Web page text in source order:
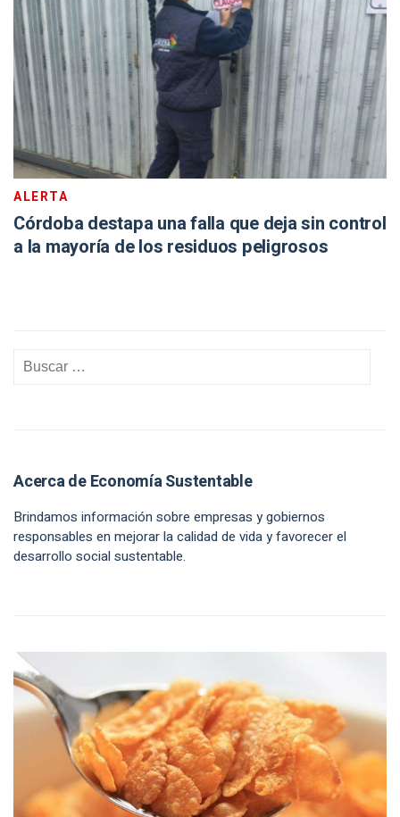
ALERTA
Córdoba destapa una falla que deja sin control
a la mayoría de los residuos peligrosos
Acerca de Economía Sustentable
Brindamos información sobre empresas y gobiernos
responsables en mejorar la calidad de vida y favorecer el
desarrollo social sustentable.